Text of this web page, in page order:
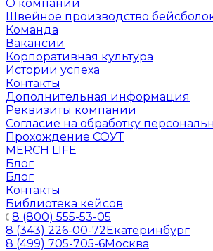
О компании
Швейное производство
Команда
Вакансии
Корпоративная культура
Истории успеха
Контакты
Дополнительная информация
Реквизиты компании
Согласие на обработку
Прохождение СОУТ
MERCH LIFE
Блог
Блог
Контакты
Библиотека кейсов
8 (800) 555-53-05
8 (343) 226-00-72Екатеринбург
8 (499) 705-705-6Москва